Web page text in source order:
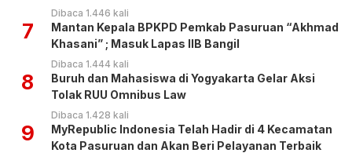
Dibaca 1.446 kali
7
Mantan Kepala BPKPD Pemkab Pasuruan “Akhmad
Khasani” ; Masuk Lapas IIB Bangil
Dibaca 1.444 kali
8
Buruh dan Mahasiswa di Yogyakarta Gelar Aksi
Tolak RUU Omnibus Law
Dibaca 1.428 kali
9
MyRepublic Indonesia Telah Hadir di 4 Kecamatan
Kota Pasuruan dan Akan Beri Pelayanan Terbaik